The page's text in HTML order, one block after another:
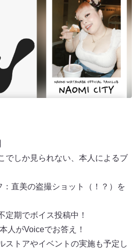
でしか見られない、本人によるブ
直美の盗撮ショット（！？）を
期でボイス投稿中！
人がVoiceでお答え！
ストアやイベントの実施も予定し